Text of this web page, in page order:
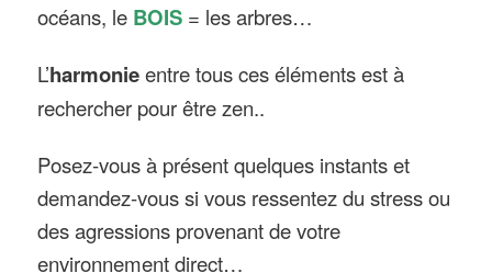
océans, le BOIS = les arbres…
L’harmonieentre tous ces éléments est à
rechercher pour être zen..
Posez-vous à présent quelques instants et
demandez-vous si vous ressentez du stress ou
des agressions provenant de votre
environnement direct…